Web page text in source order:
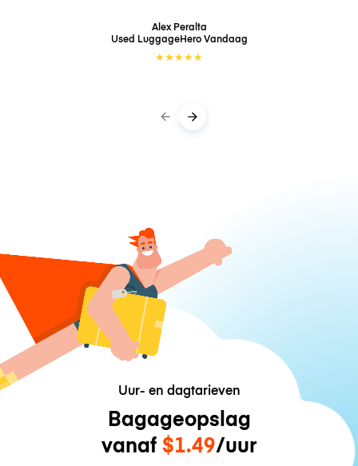
Alex Peralta
Used LuggageHeroVandaag
★★★★★
Uur- en dagtarieven
Bagageopslag
vanaf $1.49/uur